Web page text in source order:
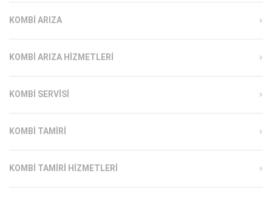
KOMBI ARIZA
KOMBI ARIZA HIZMETLERI
KOMBI SERVISI
KOMBI TAMIRI
KOMBI TAMIRI HIZMETLERI